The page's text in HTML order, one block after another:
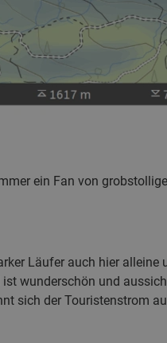
ein Fan von
Läufer auch hier alleine
wunderschön und
sich der Touristenstrom